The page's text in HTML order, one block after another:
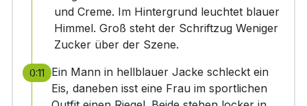
und Creme. Im Hintergrund leuchtet blauer
Himmel. Groß steht der Schriftzug Weniger
Zucker über der Szene.
0:11
Ein Mann in hellblauer Jacke schleckt ein
Eis, daneben isst eine Frau im sportlichen